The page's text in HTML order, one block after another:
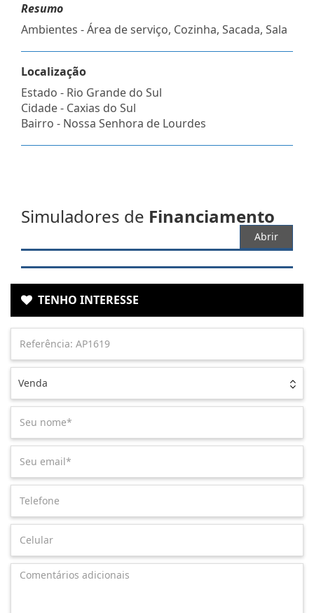
Resumo
Ambientes - Área de serviço, Cozinha, Sacada, Sala
Localização
Estado - Rio Grande do Sul
Cidade - Caxias do Sul
Bairro - Nossa Senhora de Lourdes
Simuladores de Financiamento
Abrir
TENHO INTERESSE
Venda